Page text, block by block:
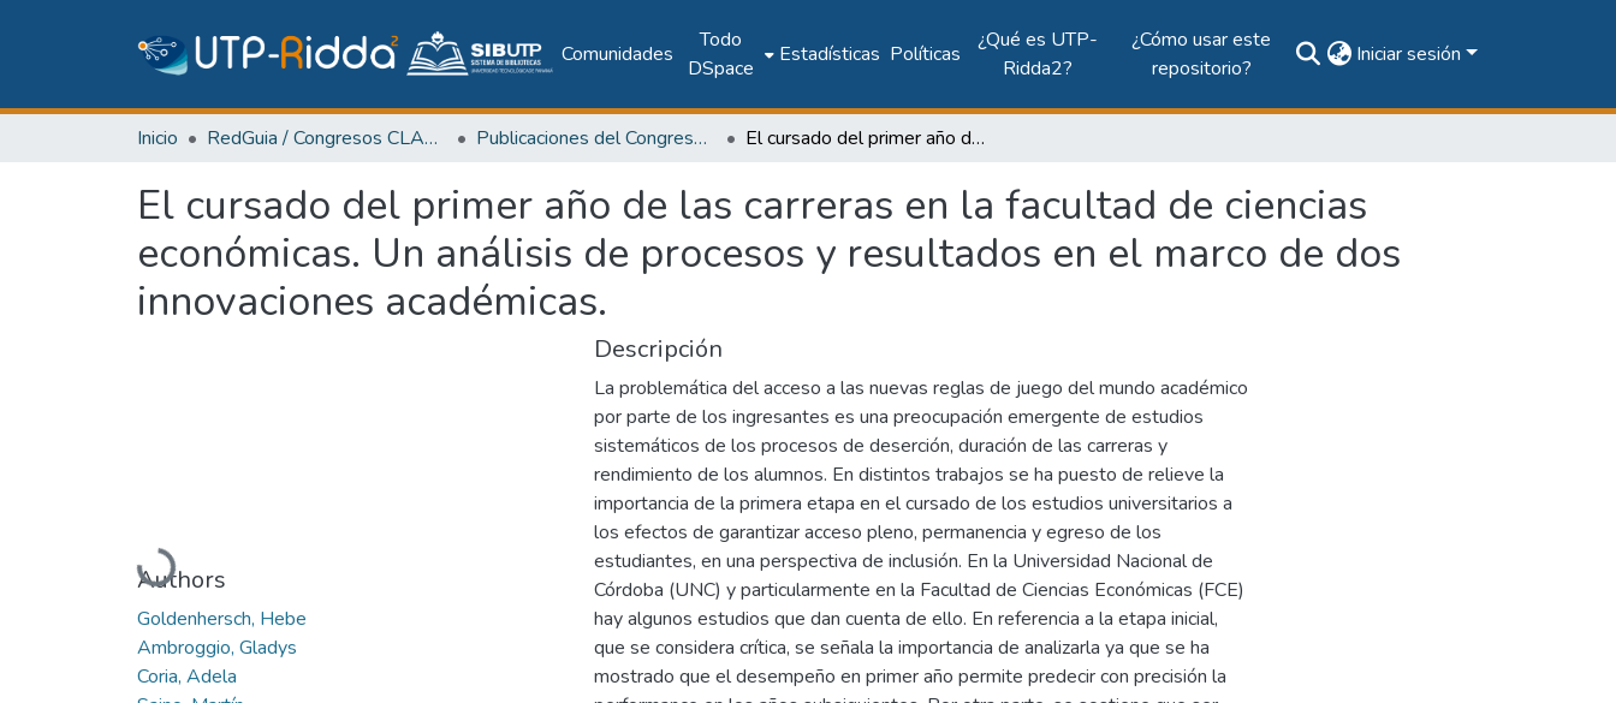
Comunidades
Todo
DSpace
Estadísticas Políticas
¿Qué es UTP-
Ridda2?
¿Cómo usar este
repositorio?
Iniciar sesión
Inicio RedGuia / Congresos CLABES Publicaciones del Congreso Internacional CLABES El cursado del primer año de las carreras en la facultad de ciencias económicas. Un análisis de procesos y resultados en el marco de dos innovaciones académicas.
El cursado del primer año de las carreras en la facultad de ciencias
económicas. Un análisis de procesos y resultados en el marco de dos
innovaciones académicas.
Cargando...
Authors
Goldenhersch, Hebe
Ambroggio, Gladys
Coria, Adela
Descripción
La problemática del acceso a las nuevas reglas de juego del mundo académico
por parte de los ingresantes es una preocupación emergente de estudios
sistemáticos de los procesos de deserción, duración de las carreras y
rendimiento de los alumnos. En distintos trabajos se ha puesto de relieve la
importancia de la primera etapa en el cursado de los estudios universitarios a
los efectos de garantizar acceso pleno, permanencia y egreso de los
estudiantes, en una perspectiva de inclusión. En la Universidad Nacional de
Córdoba (UNC) y particularmente en la Facultad de Ciencias Económicas (FCE)
hay algunos estudios que dan cuenta de ello. En referencia a la etapa inicial,
que se considera crítica, se señala la importancia de analizarla ya que se ha
mostrado que el desempeño en primer año permite predecir con precisión la